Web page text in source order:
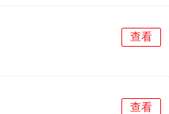
查看
查看